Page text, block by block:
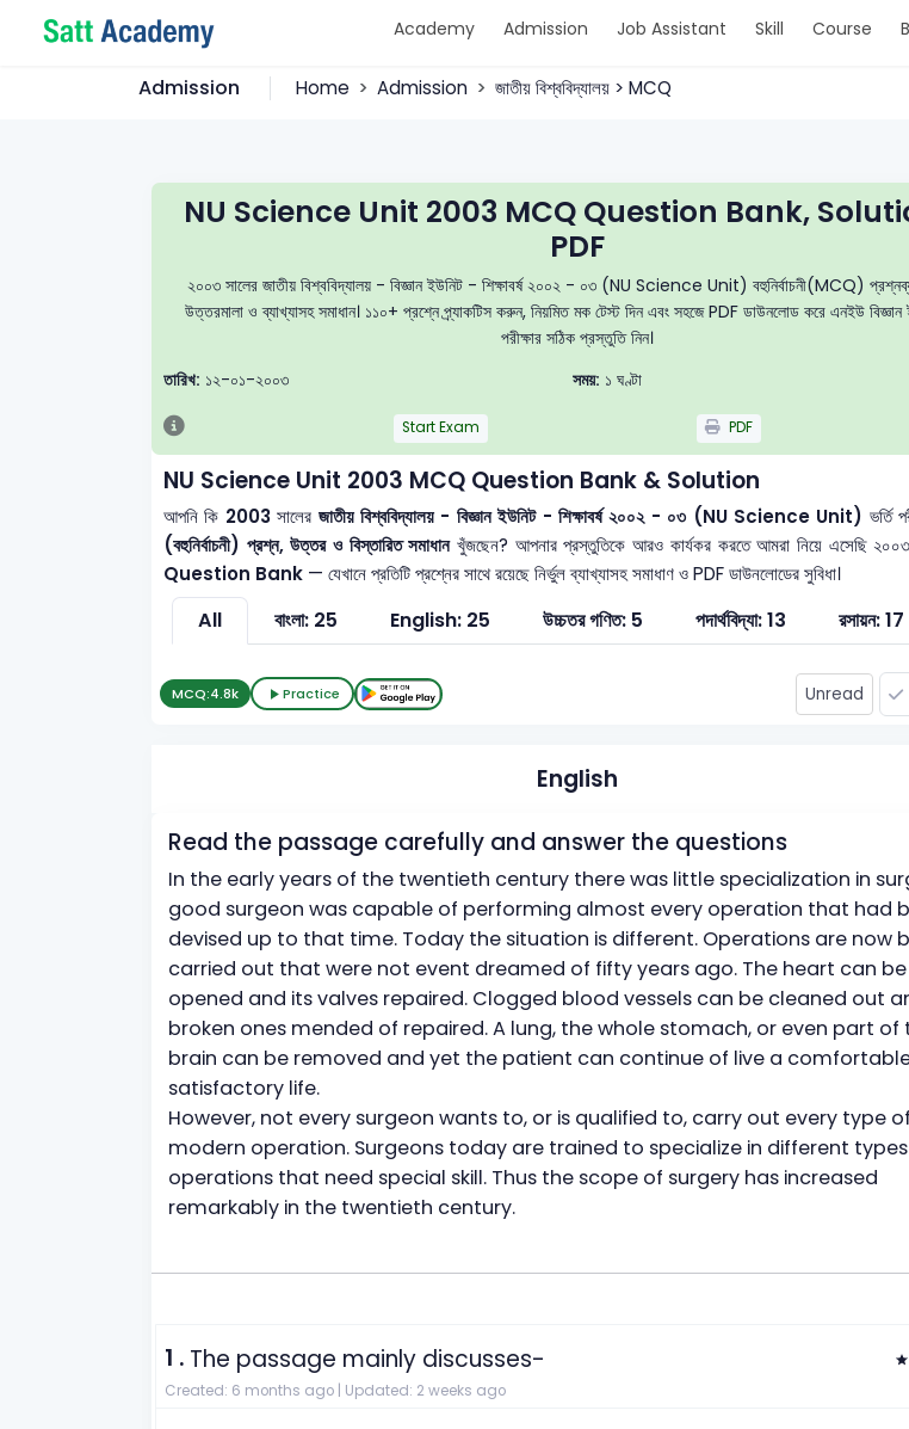
Academy Admission Job Assistant Skill Course
Admission Home Admission জাতীয় বিশ্ববিদ্যালয় > MCQ
NU Science Unit 2003 MCQ Question Bank,
PDF
২০০৩ সালের জাতীয় বিশ্ববিদ্যালয় - বিজ্ঞান ইউনিট - শিক্ষাবর্ষ ২০০২ - ০৩ (NU Science Unit) বহুনির্বাচনী(MCQ)
উত্তরমালা ও ব্যাখ্যাসহ সমাধান। ১১০+ প্রশ্নে প্র্যাকটিস করুন, নিয়মিত মক টেস্ট দিন এবং সহজে PDF ডাউনলোড করে এনইউ বিজ্ঞান
পরীক্ষার সঠিক প্রস্তুতি নিন।
তারিখ: ১২-০১-২০০৩ সময়: ১ ঘণ্টা
Start Exam PDF
NU Science Unit 2003 MCQ Question Bank & Solution
আপনি কি 2003সালের জাতীয় বিশ্ববিদ্যালয় - বিজ্ঞান ইউনিট - শিক্ষাবর্ষ ২০০২ - ০৩ (NU Science Unit) ভর্তি
(বহুনির্বাচনী) প্রশ্ন, উত্তর ও বিস্তারিত সমাধানখুঁজছেন? আপনার প্রস্তুতিকে আরও কার্যকর করতে আমরা নিয়ে এসেছি
Question Bank — যেখানে প্রতিটি প্রশ্নের সাথে রয়েছে নির্ভুল ব্যাখ্যাসহ সমাধাণ ও PDF ডাউনলোডের সুবিধা।
All বাংলা: 25 English: 25 উচ্চতর গণিত: 5 পদার্থবিদ্যা: 13 রসায়ন: 17
MCQ:4.8k Practice Unread
English
Read the passage carefully and answer the questions
In the early years of the twentieth century there was little specialization in
good surgeon was capable of performing almost every operation that had
devised up to that time. Today the situation is different. Operations are now
carried out that were not event dreamed of fifty years ago. The heart can
opened and its valves repaired. Clogged blood vessels can be cleaned out
broken ones mended of repaired. A lung, the whole stomach, or even part of
brain can be removed and yet the patient can continue of live a
satisfactory life.
However, not every surgeon wants to, or is qualified to, carry out every type of
modern operation. Surgeons today are trained to specialize in different
operations that need special skill. Thus the scope of surgery has increased
remarkably in the twentieth century.
1 . The passage mainly discusses-
Created: 6 months ago | Updated: 2 weeks ago